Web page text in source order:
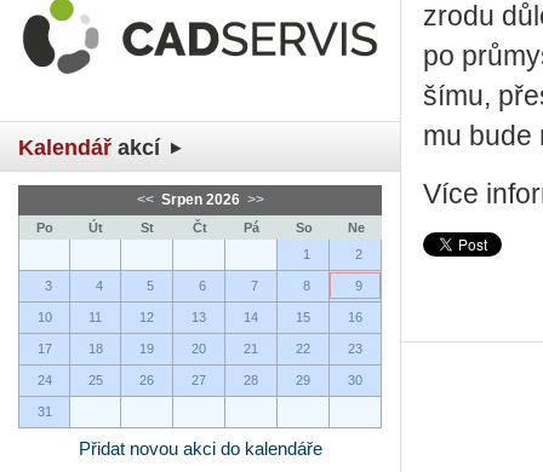
Kalendář akcí
<< Srpen 2026 >>
Po Út St Čt Pá So
Ne
1
2
3 4 5 6 7 8 9
10 11 12 13 14 15 16
17 18 19 20 21 22 23
24 25 26 27 28 29 30
31
Přidat novou akci do kalendáře
zrodu
po
ší­mu,
mu bude
Více